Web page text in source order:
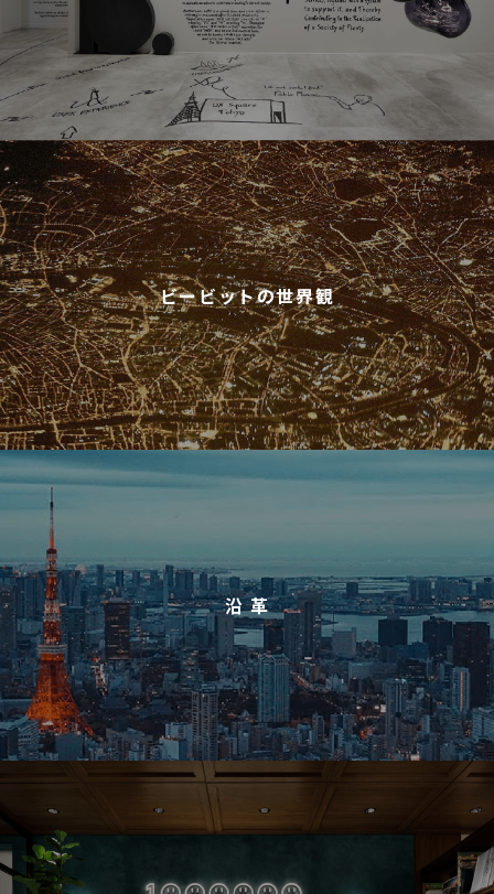
ビービットの世界観
沿 革